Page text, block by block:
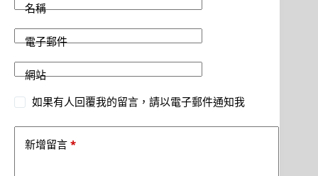
名稱
電子郵件
網站
如果有人回覆我的留言，請以電子郵件通知我
新增留言 *